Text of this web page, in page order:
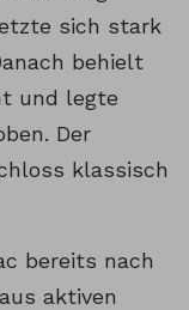
sich stark
behielt
und legte
Der
klassisch
bereits nach
aktiven